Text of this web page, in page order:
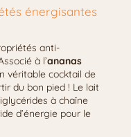
énergisantes
anti-
à l’ananas
véritable cocktail de
du bon pied ! Le lait
à chaîne
d’énergie pour le